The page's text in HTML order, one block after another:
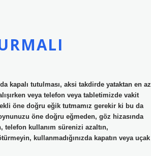
kapalı tutulması, aksi takdirde yataktan en az
veya telefon veya tabletimizde vakit
öne doğru eğik tutmamız gerekir ki bu da
öne doğru eğmeden, göz hizasında
telefon kullanım sürenizi azaltın,
kullanmadığınızda kapatın veya uçak